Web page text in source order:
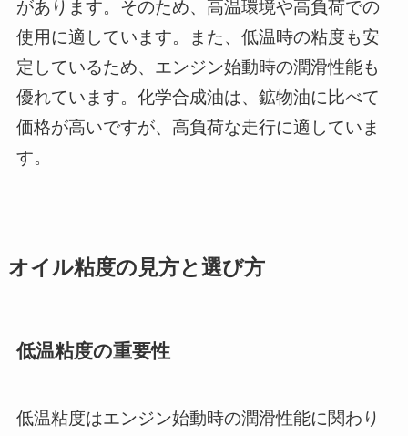
があります。そのため、高温環境や高負荷での
使用に適しています。また、低温時の粘度も安
定しているため、エンジン始動時の潤滑性能も
優れています。化学合成油は、鉱物油に比べて
価格が高いですが、高負荷な走行に適していま
す。
オイル粘度の見方と選び方
低温粘度の重要性
低温粘度はエンジン始動時の潤滑性能に関わり